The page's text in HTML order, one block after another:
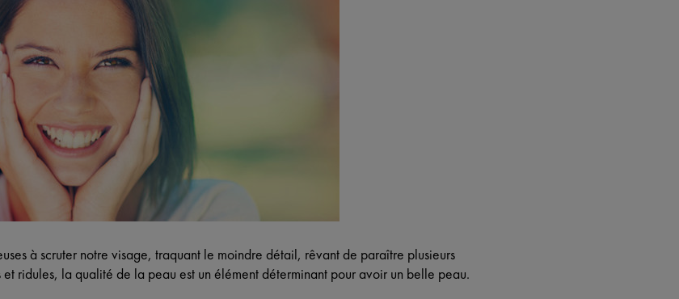
à scruter notre visage, traquant le moindre détail, rêvant de paraître plusieurs
ridules, la qualité de la peau est un élément déterminant pour avoir un belle peau.